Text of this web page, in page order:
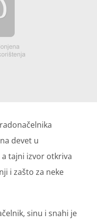
devet u
tajni izvor otkriva
i zašto za neke
sinu i snahi je